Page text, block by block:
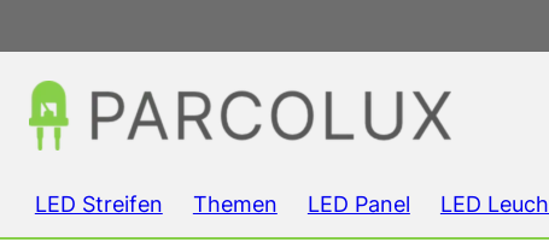
LED Streifen Themen LED Panel LED